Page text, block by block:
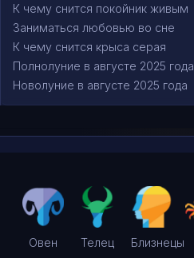
К чему снится покойник живым
Заниматься любовью во сне
К чему снится крыса серая
Полнолуние в августе 2025 года
Новолуние в августе 2025 года
Овен Телец Близнецы